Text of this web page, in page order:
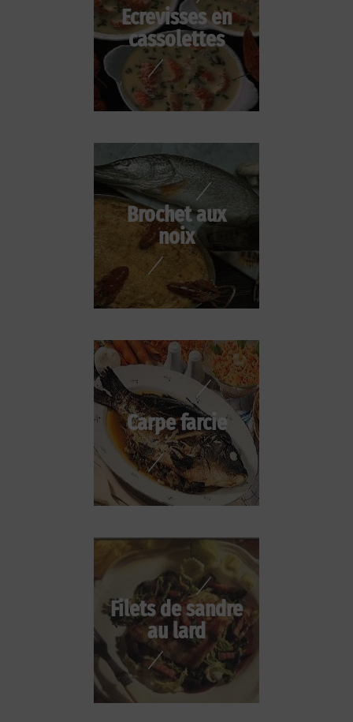
Ecrevisses en
cassolettes
Brochet aux
noix
Carpe farcie
Filets de sandre
au lard